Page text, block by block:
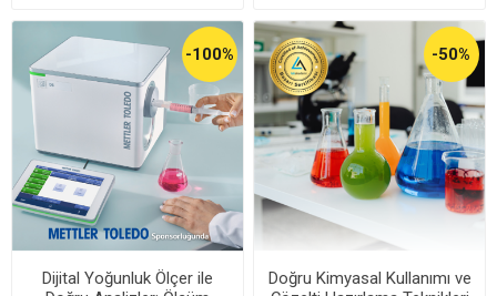
-100%
Dijital Yoğunluk Ölçer ile
-50%
Doğru Kimyasal Kullanımı ve